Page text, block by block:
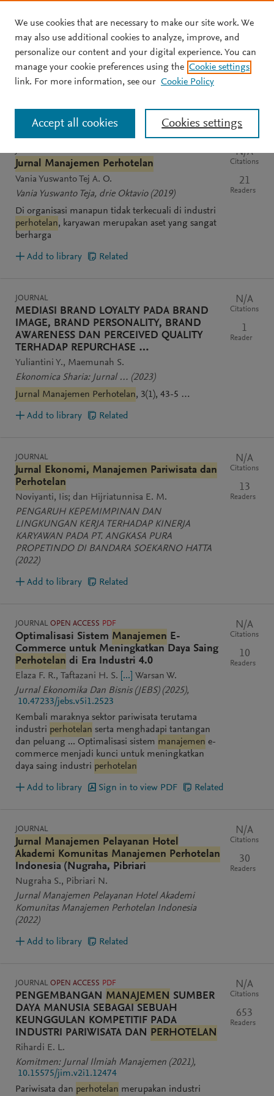
Skip to main content
S
r
c
h
Clear text input
Search
Sort by Most relevant Most recent Most cited
Jurnal Manajemen Perhotelan
Vania Yuswanto Tej A. O.
Vania Yuswanto Teja, drie Oktavio (2019)
Di organisasi manapun tidak terkecuali di industri
perhotelan, karyawan merupakan aset yang sangat
berharga
N/A
Citations
21
Readers
Add to library Related
JOURNAL
MEDIASI BRAND LOYALTY PADA BRAND
IMAGE, BRAND PERSONALITY, BRAND
AWARENESS DAN PERCEIVED QUALITY
TERHADAP REPURCHASE …
Yuliantini Y.
Maemunah S.
Ekonomica Sharia: Jurnal … (2023)
Jurnal Manajemen Perhotelan, 3(1), 43-5 …
N/A
Citations
1
Reader
Add to library Related
JOURNAL
Jurnal Ekonomi, Manajemen Pariwisata dan
Perhotelan
Noviyanti, Iis; dan Hijriatunnisa E. M.
PENGARUH KEPEMIMPINAN DAN
LINGKUNGAN KERJA TERHADAP KINERJA
KARYAWAN PADA PT. ANGKASA PURA
PROPETINDO DI BANDARA SOEKARNO HATTA
(2022)
N/A
Citations
13
Readers
Add to library Related
JOURNAL OPEN ACCESS PDF
Optimalisasi Sistem Manajemen E-
Commerce untuk Meningkatkan Daya Saing
Perhotelan di Era Industri 4.0
Elaza F. R. Taftazani H. S. [...] Warsan W.
Jurnal Ekonomika Dan Bisnis (JEBS) (2025),
10.47233/jebs.v5i1.2523
Kembali maraknya sektor pariwisata terutama
industri perhotelan serta menghadapi tantangan
dan peluang ... Optimalisasi sistem manajemen e-
commerce menjadi kunci untuk meningkatkan
daya saing industri perhotelan
N/A
Citations
10
Readers
Add to library Sign in to view PDF Related
JOURNAL
Jurnal Manajemen Pelayanan Hotel
Akademi Komunitas Manajemen Perhotelan
Indonesia (Nugraha, Pibriari
Nugraha S.
Pibriari N.
Jurnal Manajemen Pelayanan Hotel Akademi
Komunitas Manajemen Perhotelan Indonesia
(2022)
N/A
Citations
30
Readers
Add to library Related
JOURNAL OPEN ACCESS PDF
PENGEMBANGAN MANAJEMEN SUMBER
DAYA MANUSIA SEBAGAI SEBUAH
KEUNGGULAN KOMPETITIF PADA
INDUSTRI PARIWISATA DAN PERHOTELAN
Rihardi E. L.
Komitmen: Jurnal Ilmiah Manajemen (2021),
10.15575/jim.v2i1.12474
Pariwisata dan perhotelan merupakan industri
N/A
Citations
653
Readers
We use cookies that are necessary to make our site work. We
may also use additional cookies to analyze, improve, and
personalize our content and your digital experience. You can
manage your cookie preferences using the Cookie settings
link. For more information, see our Cookie Policy
Cookies settings
Accept all cookies